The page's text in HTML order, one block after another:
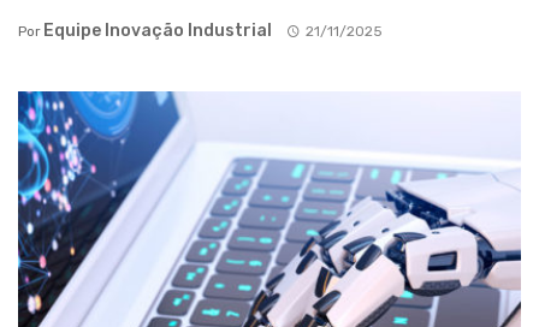
Por Equipe Inovação Industrial 21/11/2025